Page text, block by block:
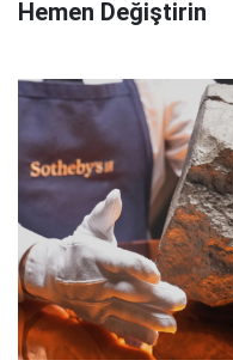
Hemen Değiştirin